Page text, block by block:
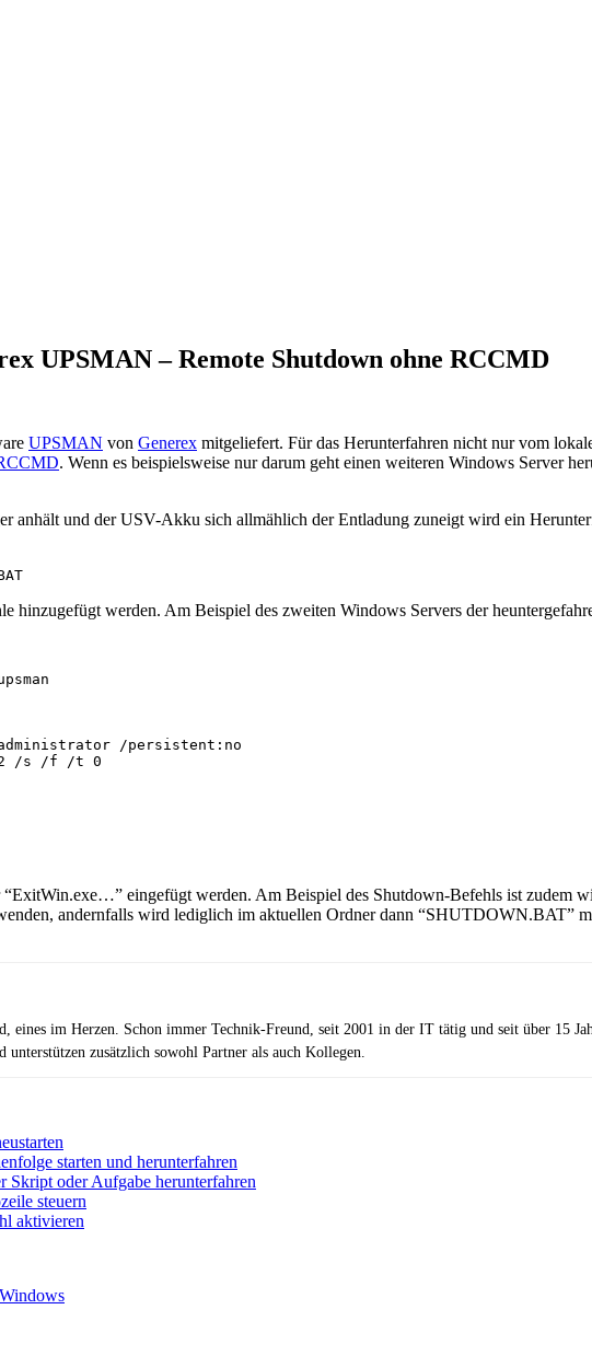
UPSMAN – Remote Shutdown ohne RCCMD
UPSMAN von Generex mitgeliefert. Für das Herunterfahren nicht nur vom
. Wenn es beispielsweise nur darum geht einen weiteren Windows Server
anhält und der USV-Akku sich allmählich der Entladung zuneigt wird ein
hinzugefügt werden. Am Beispiel des zweiten Windows Servers der
/persistent:no
/s /f /t 0
eingefügt werden. Am Beispiel des Shutdown-Befehls ist zudem
andernfalls wird lediglich im aktuellen Ordner dann “SHUTDOWN.BAT”
eines im Herzen. Schon immer Technik-Freund, seit 2001 in der IT tätig und seit über 15
zusätzlich sowohl Partner als auch Kollegen.
starten und herunterfahren
oder Aufgabe herunterfahren
steuern
aktivieren
Windows